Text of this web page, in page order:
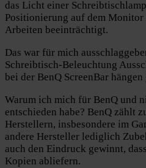
das Licht einer
Positionierung auf dem
Arbeiten beeinträchtigt.
Das war für mich
Schreibtisch-Beleuchtung
bei der BenQ ScreenBar
Warum ich mich für BenQ und
entschieden habe? BenQ zählt
Herstellern, insbesondere im
andere Hersteller lediglich
auch den Eindruck gewinnt,
Kopien abliefern.